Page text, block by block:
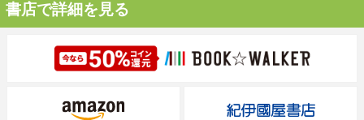
書店で詳細を見る